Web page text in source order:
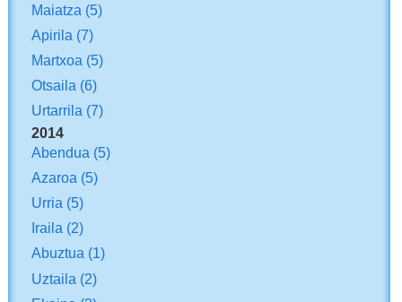
Maiatza (5)
Apirila (7)
Martxoa (5)
Otsaila (6)
Urtarrila (7)
2014
Abendua (5)
Azaroa (5)
Urria (5)
Iraila (2)
Abuztua (1)
Uztaila (2)